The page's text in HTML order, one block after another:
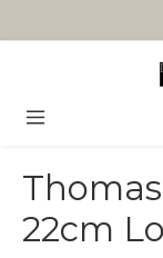
Zum
22cm